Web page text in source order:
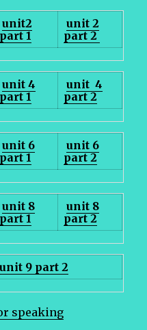
unit2
part 1
unit 2
part 2
unit 4
part 1
unit 4
part 2
unit 6
part 1
unit 6
part 2
unit 8
part 1
unit 8
part 2
unit 9 part 2
speaking